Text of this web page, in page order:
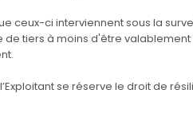
ceux-ci interviennent sous la
tiers à moins d'être
se réserve le droit de